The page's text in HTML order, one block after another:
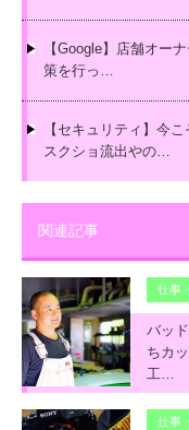
【Google】店舗オー
策を行っ…
【セキュリティ】今
スクショ流出やの…
関連記事
仕事
バッ
ちカ
工…
仕事